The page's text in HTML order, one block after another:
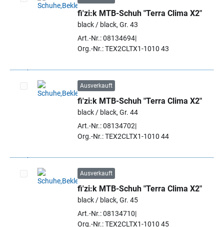
Artikel auswählen
fi'zi:k MTB-Schuh "Terra Clima X2"
black / black, Gr. 43
Art.-Nr.: 08134694
Org.-Nr.: TEX2CLTX1-1010 43
Artikel auswählen
Ausverkauft
fi'zi:k MTB-Schuh "Terra Clima X2"
black / black, Gr. 44
Art.-Nr.: 08134702
Org.-Nr.: TEX2CLTX1-1010 44
Artikel auswählen
Ausverkauft
fi'zi:k MTB-Schuh "Terra Clima X2"
black / black, Gr. 45
Art.-Nr.: 08134710
Org.-Nr.: TEX2CLTX1-1010 45